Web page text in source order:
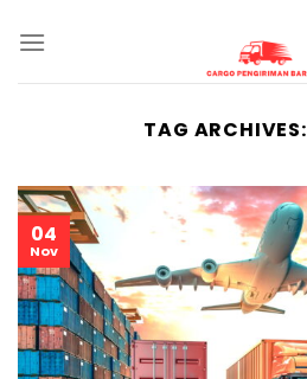
TAG ARCHIVES:
04
Nov